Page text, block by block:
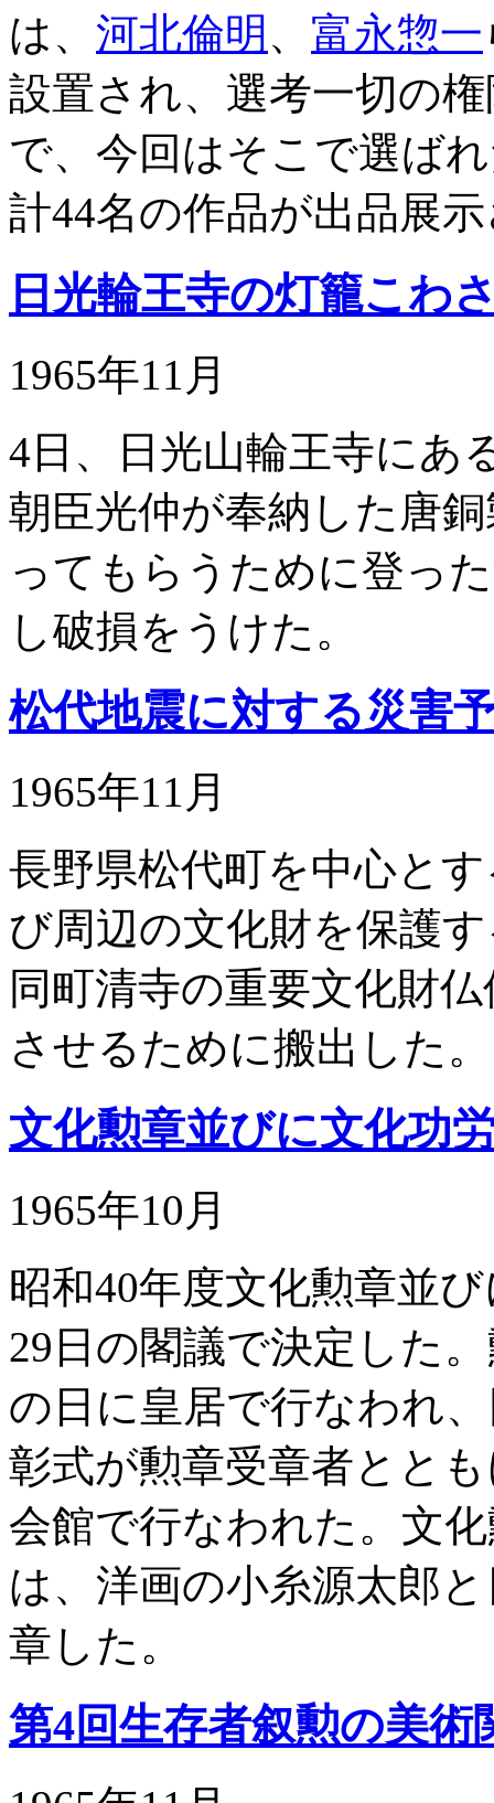
は、 河北倫明 、 富永惣一
設置され、選考一切の
で、今回はそこで選ば
計44名の作品が出品展
日光輪王寺の灯籠こわ
1965年11月
4日、日光山輪王寺にあ
朝臣光仲が奉納した唐
ってもらうために登っ
し破損をうけた。
松代地震に対する災害
1965年11月
長野県松代町を中心と
び周辺の文化財を保護
同町清寺の重要文化財
させるために搬出した。
文化勲章並びに文化功
1965年10月
昭和40年度文化勲章並
29日の閣議で決定した
の日に皇居で行なわれ
彰式が勲章受章者とと
会館で行なわれた。文
は、洋画の小糸源太郎
章した。
第4回生存者叙勲の美術